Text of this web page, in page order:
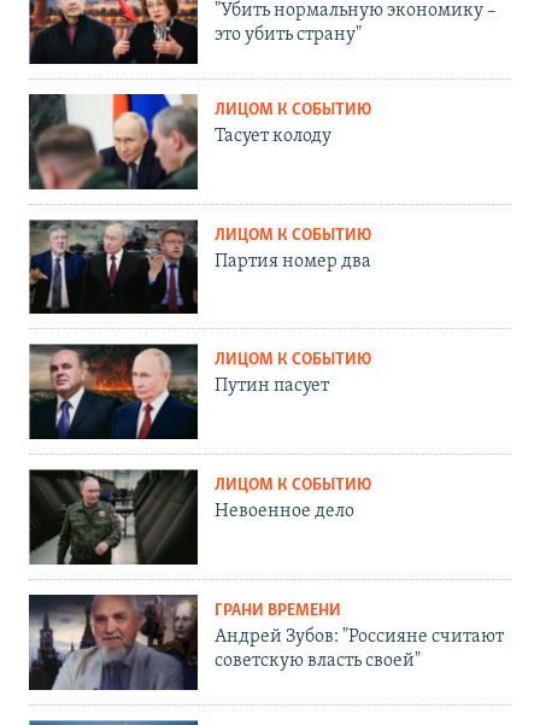
"Убить нормальную экономику –
это убить страну"
ЛИЦОМ К СОБЫТИЮ
Тасует колоду
ЛИЦОМ К СОБЫТИЮ
Партия номер два
ЛИЦОМ К СОБЫТИЮ
Путин пасует
ЛИЦОМ К СОБЫТИЮ
Невоенное дело
ГРАНИ ВРЕМЕНИ
Андрей Зубов: "Россияне считают
советскую власть своей"